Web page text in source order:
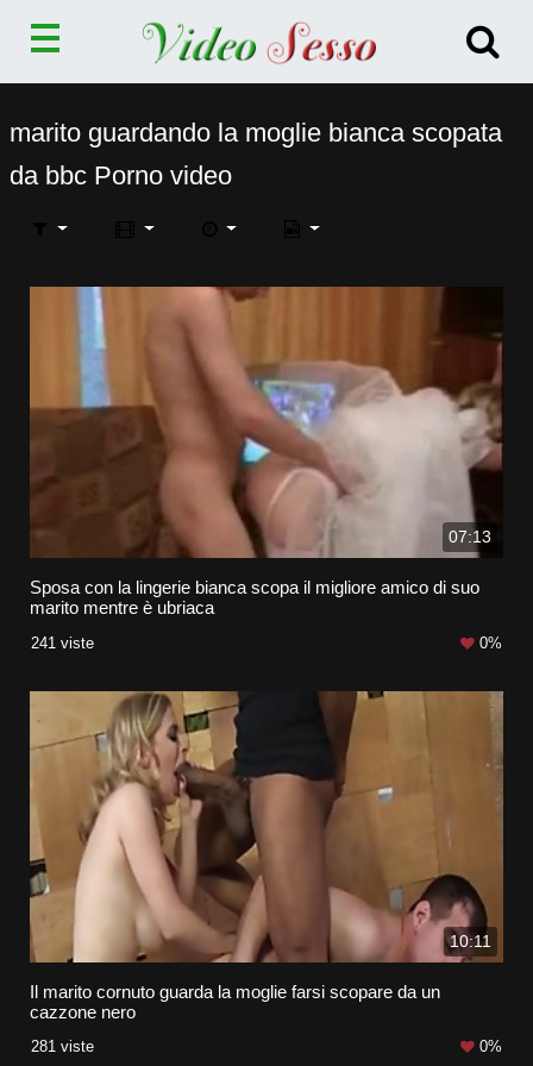
marito guardando la moglie bianca scopata
da bbc Porno video
07:13
Sposa con la lingerie bianca scopa il migliore amico di suo
marito mentre è ubriaca
241 viste 0%
10:11
Il marito cornuto guarda la moglie farsi scopare da un
cazzone nero
281 viste 0%